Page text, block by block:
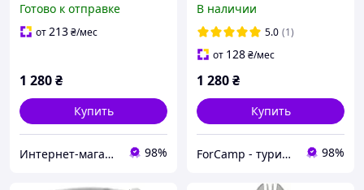
Готово к отправке
от213₴/мес
1 280₴
Купить
Интернет-магазин AlpineSport 98%
В наличии
5.0 (1)
от 128₴/мес
1 280₴
Купить
ForCamp - туристические, спортивные и тактические товары 98%